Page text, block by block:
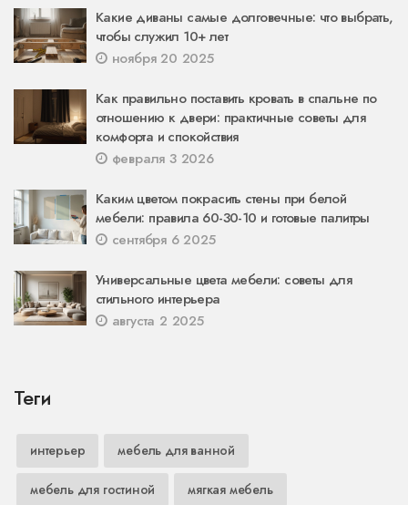
Какие диваны самые долговечные: что выбрать,
чтобы служил 10+ лет
ноября 20 2025
Как правильно поставить кровать в спальне по
отношению к двери: практичные советы для
комфорта и спокойствия
февраля 3 2026
Каким цветом покрасить стены при белой
мебели: правила 60-30-10 и готовые палитры
сентября 6 2025
Универсальные цвета мебели: советы для
стильного интерьера
августа 2 2025
Теги
интерьер мебель для ванной
мебель для гостиной мягкая мебель